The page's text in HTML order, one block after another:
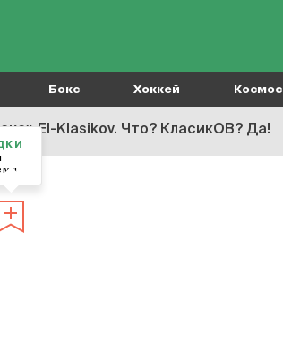
Бокс Хоккей Космос
El-Klasikov. Что? КласикОВ? Да!